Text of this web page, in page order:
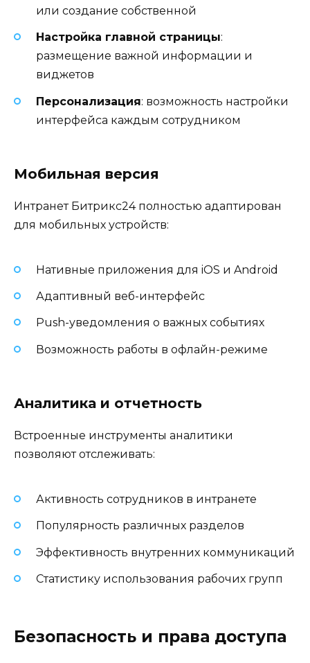
или создание собственной
Настройка главной страницы:
размещение важной информации и
виджетов
Персонализация: возможность настройки
интерфейса каждым сотрудником
Мобильная версия
Интранет Битрикс24 полностью адаптирован
для мобильных устройств:
Нативные приложения для iOS и Android
Адаптивный веб-интерфейс
Push-уведомления о важных событиях
Возможность работы в офлайн-режиме
Аналитика и отчетность
Встроенные инструменты аналитики
позволяют отслеживать:
Активность сотрудников в интранете
Популярность различных разделов
Эффективность внутренних коммуникаций
Статистику использования рабочих групп
Безопасность и права доступа